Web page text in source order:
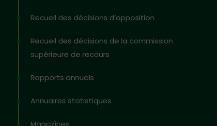
Recueil des décisions d’opposition
Recueil des décisions de la commission
supérieure de recours
Rapports annuels
Annuaires statistiques
Magazines